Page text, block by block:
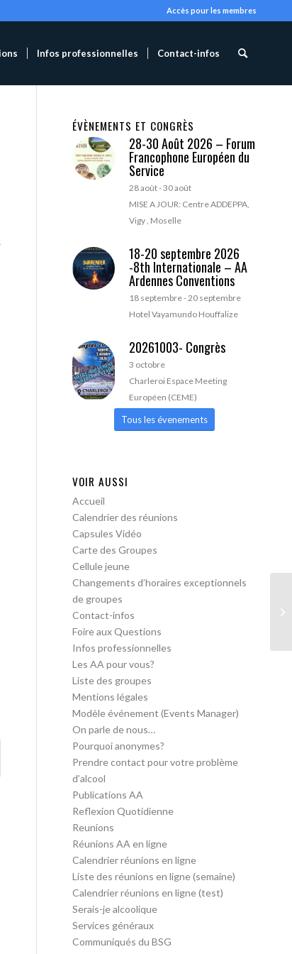
Accès pour les membres
Infos professionnelles Contact-infos
ÉVÈNEMENTS ET CONGRÈS
28-30 Août 2026 – Forum
Francophone Européen du
Service
28 août-30 août
MISE A JOUR: Centre ADDEPPA,
Vigy , Moselle
18-20 septembre 2026
-8th Internationale – AA
Ardennes Conventions
18 septembre-20 septembre
Hotel Vayamundo Houffalize
20261003- Congrès
3 octobre
Charleroi Espace Meeting
Européen (CEME)
Tous les évenements
VOIR AUSSI
Accueil
Calendrier des réunions
Capsules Vidéo
Carte des Groupes
Cellule jeune
Changements d’horaires exceptionnels
de groupes
Contact-infos
Foire aux Questions
Infos professionnelles
Les AA pour vous?
Liste des groupes
Mentions légales
Modèle événement (Events Manager)
On parle de nous…
Pourquoi anonymes?
Prendre contact pour votre problème
d’alcool
Publications AA
Reflexion Quotidienne
Reunions
Réunions AA en ligne
Calendrier réunions en ligne
Liste des réunions en ligne (semaine)
Calendrier réunions en ligne (test)
Serais-je alcoolique
Services généraux
Communiqués du BSG